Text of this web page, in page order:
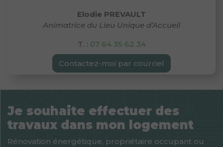
Elodie PREVAULT
Animatrice du Lieu Unique d’Accueil
T. : 07 64 35 62 34
Contactez-moi par courriel
Je souhaite effectuer des
travaux dans mon logement
Rénovation énergétique, propriétaire occupant ou